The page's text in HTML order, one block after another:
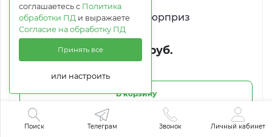
Внезапный сюрприз
от 4 663 руб.
В корзину
Поиск Телеграм Звонок Личный кабинет
соглашаетесь с Политика
обработки ПД и выражаете
Согласие на обработку ПД
Принять все
или настроить